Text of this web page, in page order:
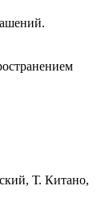
Т. Китано,